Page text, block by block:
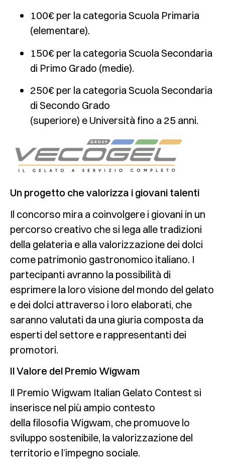
100€ per la categoriaScuola Primaria
(elementare).
150€ per la categoria Scuola Secondaria
di Primo Grado (medie).
250€ per la categoriaScuola Secondaria
di Secondo Grado
(superiore) e Università fino a 25 anni.
Un progetto che valorizza i giovani talenti
Il concorso mira a coinvolgere i giovani in un
percorso creativo che si lega alle tradizioni
della gelateria e alla valorizzazione dei dolci
come patrimonio gastronomico italiano. I
partecipanti avranno la possibilità di
esprimere la loro visione del mondo del gelato
e dei dolci attraverso i loro elaborati, che
saranno valutati da una giuria composta da
esperti del settore e rappresentanti dei
promotori.
Il Valore del Premio Wigwam
Il Premio Wigwam Italian Gelato Contest si
inserisce nel più ampio contesto
della filosofia Wigwam, che promuove lo
sviluppo sostenibile, la valorizzazione del
territorio e l’impegno sociale.